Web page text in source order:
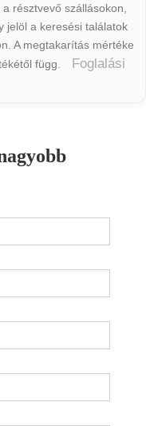
résztvevő szállásokon,
jelöl a keresési találatok
A megtakarítás mértéke
függ.
Foglalási